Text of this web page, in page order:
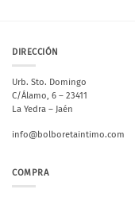
DIRECCIÓN
Urb. Sto. Domingo
C/Álamo, 6 – 23411
La Yedra – Jaén
info@bolboretaintimo.com
COMPRA